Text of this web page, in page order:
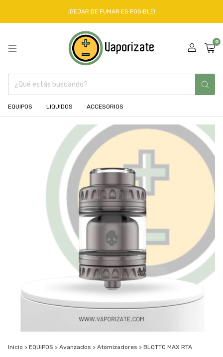
¡DEJAR DE FUMAR ES POSIBLE!
0
EQUIPOS LIQUIDOS ACCESORIOS
Inicio > EQUIPOS > Avanzados > Atomizadores > BLOTTO MAX RTA